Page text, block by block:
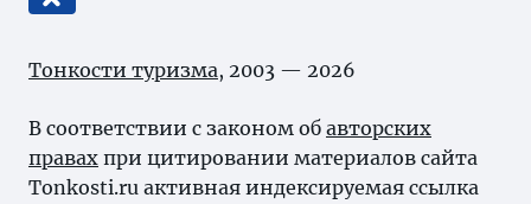
Тонкости туризма, 2003 — 2026
В соответствии с законом об авторских
правах при цитировании материалов сайта
Tonkosti.ru активная индексируемая ссылка